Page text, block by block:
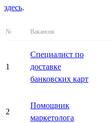
здесь.
№ Вакансия
1
Специалист по
доставке
банковских карт
2
Помощник
маркетолога